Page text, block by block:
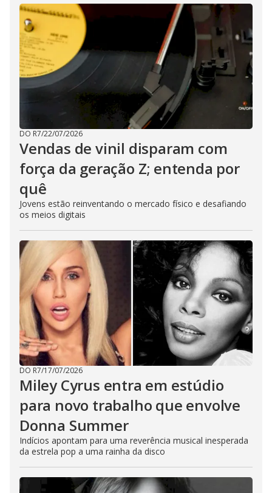
DO R7/22/07/2026
Vendas de vinil disparam com
força da geração Z; entenda por
quê
Jovens estão reinventando o mercado físico e desafiando
os meios digitais
DO R7/17/07/2026
Miley Cyrus entra em estúdio
para novo trabalho que envolve
Donna Summer
Indícios apontam para uma reverência musical inesperada
da estrela pop a uma rainha da disco